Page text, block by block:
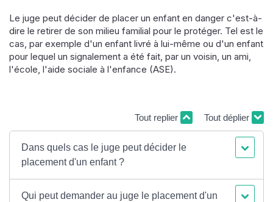
Le juge peut décider de placer un enfant en danger c'est-à-
dire le retirer de son milieu familial pour le protéger. Tel est le
cas, par exemple d'un enfant livré à lui-même ou d'un enfant
pour lequel un signalement a été fait, par un voisin, un ami,
l'école, l'aide sociale à l'enfance (ASE).
Tout replier Tout déplier
Dans quels cas le juge peut décider le
placement d'un enfant ?
Qui peut demander au juge le placement d'un